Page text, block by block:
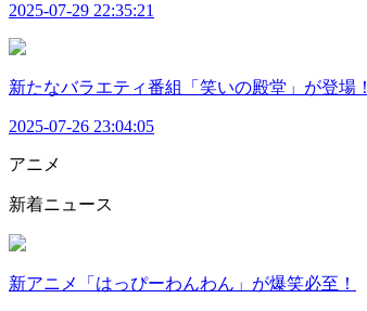
2025-07-29 22:35:21
新たなバラエティ番組「笑いの殿堂」が登場！
2025-07-26 23:04:05
アニメ
新着ニュース
新アニメ「はっぴーわんわん」が爆笑必至！